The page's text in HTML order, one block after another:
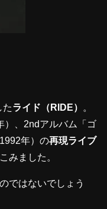
たライド（RIDE）
）、2ndアルバム「ゴ
年）の再現ライブ
みました。
ではないでしょう